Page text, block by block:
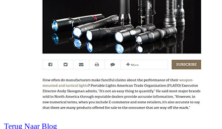
Terug Naar Blog